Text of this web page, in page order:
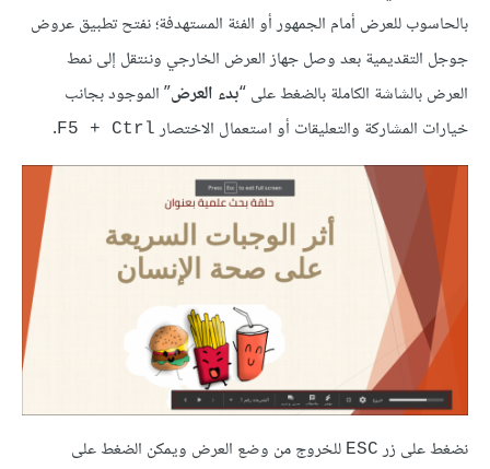
بالحاسوب للعرض أمام الجمهور أو الفئة المستهدفة؛ نفتح تطبيق عروض
جوجل التقديمية بعد وصل جهاز العرض الخارجي وننتقل إلى نمط
العرض بالشاشة الكاملة بالضغط على “بدء العرض” الموجود بجانب
خيارات المشاركة والتعليقات أو استعمال الاختصار Ctrl + ‏F5
.
نضغط على زر ESC للخروج من وضع العرض ويمكن الضغط على